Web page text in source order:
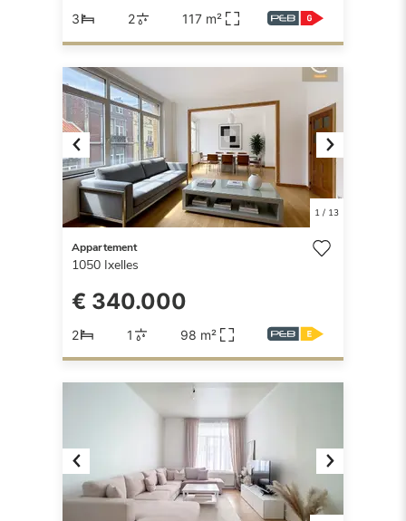
3 2 117 m²
Previous Next
1/ 13
Appartement
1050 Ixelles
€ 340.000
2 1 98 m²
Previous Next